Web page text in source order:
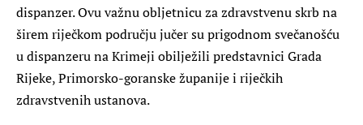
dispanzer. Ovu važnu obljetnicu za zdravstvenu skrb na
širem riječkom području jučer su prigodnom svečanošću
u dispanzeru na Krimeji obilježili predstavnici Grada
Rijeke, Primorsko-goranske županije i riječkih
zdravstvenih ustanova.